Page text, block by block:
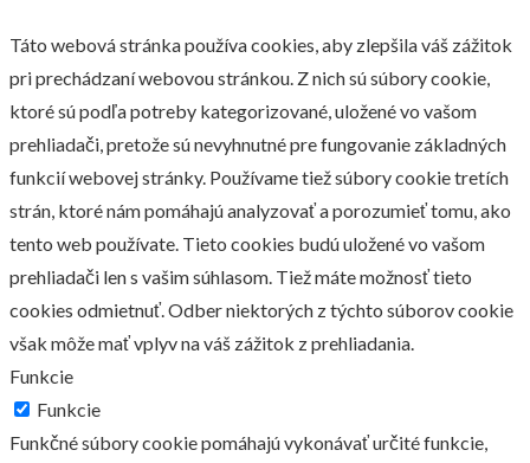
Táto webová stránka používa cookies, aby zlepšila váš zážitok
pri prechádzaní webovou stránkou. Z nich sú súbory cookie,
ktoré sú podľa potreby kategorizované, uložené vo vašom
prehliadači, pretože sú nevyhnutné pre fungovanie základných
funkcií webovej stránky. Používame tiež súbory cookie tretích
strán, ktoré nám pomáhajú analyzovať a porozumieť tomu, ako
tento web používate. Tieto cookies budú uložené vo vašom
prehliadači len s vašim súhlasom. Tiež máte možnosť tieto
cookies odmietnuť. Odber niektorých z týchto súborov cookie
však môže mať vplyv na váš zážitok z prehliadania.
Funkcie
Funkcie
Funkčné súbory cookie pomáhajú vykonávať určité funkcie,